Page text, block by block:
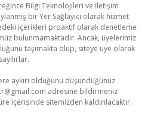
Bilgi Teknolojileri ve İletişim
bir Yer Sağlayıcı olarak hizmet
içerikleri proaktif olarak denetleme
bulunmamaktadır. Ancak, üyelerimiz
taşımakta olup, siteye üye olarak
aykırı olduğunu düşündüğünüz
adresine bildirmeniz
içerisinde sitemizden kaldırılacaktır.